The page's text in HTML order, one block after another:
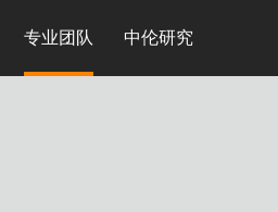
专业团队 中伦研究